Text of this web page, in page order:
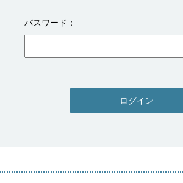
パスワード
ログイン